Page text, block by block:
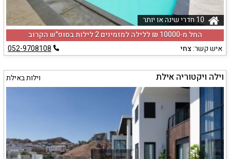
החל מ-‏10000 ₪ ללילה למזמינים 2 לילות בסופ"ש הקרוב
איש קשר:צחי 052-9708108
וילה ויקטוריה אילת וילות באילת